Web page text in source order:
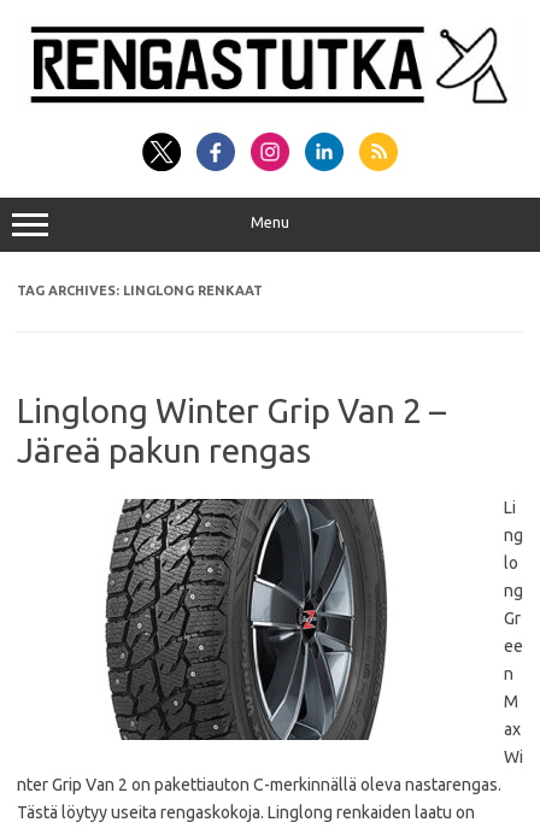
content
Menu
TAG ARCHIVES: LINGLONG RENKAAT
Linglong Winter Grip Van 2 –
Järeä pakun rengas
Li
ng
lo
ng
Gr
ee
n
M
ax
Wi
nter Grip Van 2 on pakettiauton C-merkinnällä oleva nastarengas.
Tästä löytyy useita rengaskokoja. Linglong renkaiden laatu on